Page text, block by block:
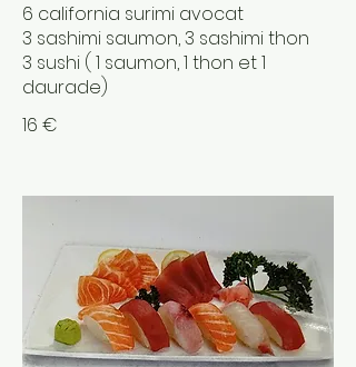
6 california surimi avocat
3 sashimi saumon, 3 sashimi thon
3 sushi ( 1 saumon, 1 thon et 1
daurade)
16 €